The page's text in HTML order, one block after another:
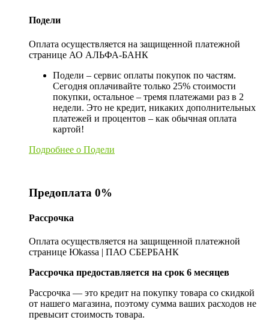
Подели
Оплата осуществляется на защищенной платежной
странице АО АЛЬФА-БАНК
Подели – сервис оплаты покупок по частям.
Сегодня оплачивайте только 25% стоимости
покупки, остальное – тремя платежами раз в 2
недели. Это не кредит, никаких дополнительных
платежей и процентов – как обычная оплата
картой!
Подробнее о Подели
Предоплата 0%
Рассрочка
Оплата осуществляется на защищенной платежной
странице Юkassa | ПАО СБЕРБАНК
Рассрочка предоставляется на срок 6 месяцев
Рассрочка — это кредит на покупку товара со скидкой
от нашего магазина, поэтому сумма ваших расходов не
превысит стоимость товара.